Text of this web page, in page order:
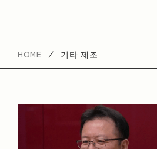
테마별 검색
젊은 직원들이 활약하고 있다
가죽 장인
HOME 기타 제조